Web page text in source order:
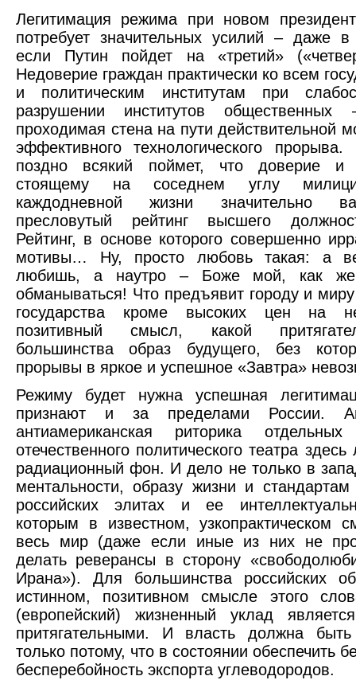
Легитимация режима при новом
потребует значительных усилий – даже
если Путин пойдет на «третий»
Недоверие граждан практически ко всем
и политическим институтам при
разрушении институтов
проходимая стена на пути действительной
эффективного технологического
поздно всякий поймет, что доверие и
стоящему на соседнем углу
каждодневной жизни значительно
пресловутый рейтинг высшего
Рейтинг, в основе которого совершенно
мотивы… Ну, просто любовь такая: а
любишь, а наутро – Боже мой, как
обманываться! Что предъявит городу и
государства кроме высоких цен на
позитивный смысл, какой
большинства образ будущего, без
прорывы в яркое и успешное «Завтра»
Режиму будет нужна успешная
признают и за пределами России.
антиамериканская риторика отдельных
отечественного политического театра
радиационный фон. И дело не только в
ментальности, образу жизни и стандартам
российских элитах и ее
которым в известном, узкопрактическом
весь мир (даже если иные из них не
делать реверансы в сторону
Ирана»). Для большинства российских
истинном, позитивном смысле этого
(европейский) жизненный уклад
притягательными. И власть должна
только потому, что в состоянии обеспечить
бесперебойность экспорта углеводородов.